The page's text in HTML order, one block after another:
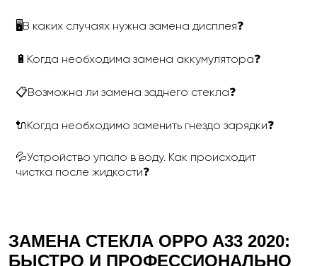
🖥В каких случаях нужна замена дисплея❓
🔋Когда необходима замена аккумулятора❓
📋Возможна ли замена заднего стекла❓
🔌Когда необходимо заменить гнездо зарядки❓
💦Устройство упало в воду. Как происходит
чистка после жидкости❓
ЗАМЕНА СТЕКЛА OPPO A33 2020:
БЫСТРО И ПРОФЕССИОНАЛЬНО